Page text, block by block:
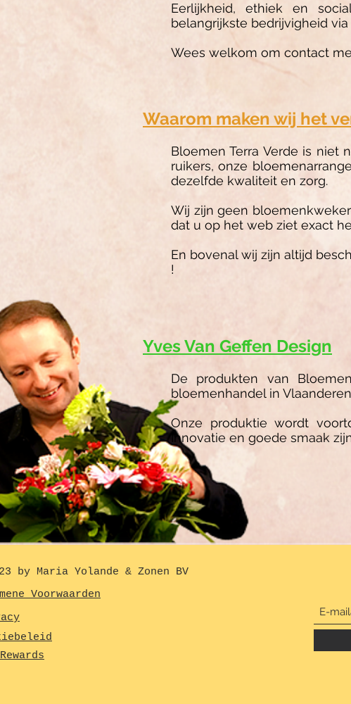
Eerlijkheid, ethiek en
belangrijkste bedrijvigheid
Wees welkom om contact
Waarom maken wij het
Bloemen Terra Verde is niet
ruikers, onze
dezelfde kwaliteit en zorg.
Wij zijn geen
dat u op het web ziet exact
En bovenal wij zijn altijd
!
Yves Van Geffen Design
De produkten van
bloemenhandel in
Onze produktie wordt
Innovatie en goede smaak
by Maria Yolande & Zonen BV
Voorwaarden